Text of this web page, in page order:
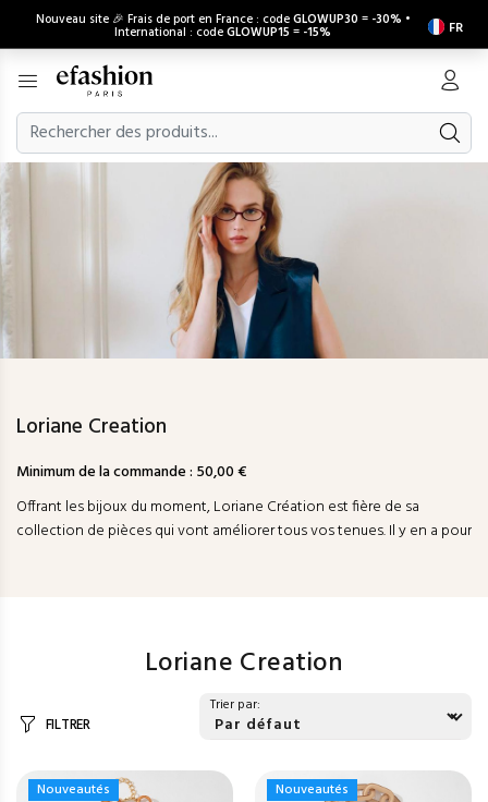
Nouveau site 🎉 Frais de port en France : codeGLOWUP30 = -30% •
International : codeGLOWUP15 = -15% FR
Loriane Creation
Minimum de la commande : 50,00 €
Offrant les bijoux du moment, Loriane Création est fière de sa
collection de pièces qui vont améliorer tous vos tenues. Il y en a pour
Loriane Creation
FILTRER
Trier par:
Nouveautés Nouveautés